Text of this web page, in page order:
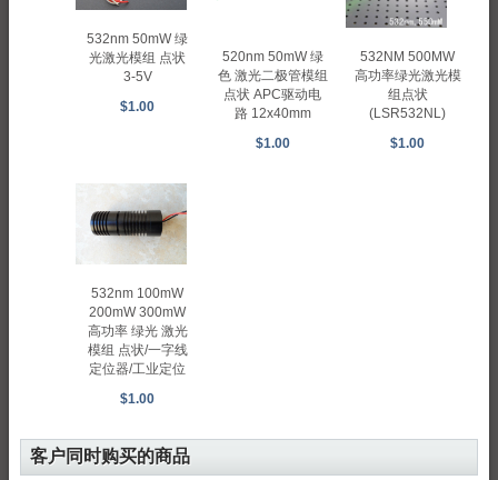
532nm 50mW 绿
光激光模组 点状
3-5V
$1.00
520nm 50mW 绿
色 激光二极管模组
点状 APC驱动电
路 12x40mm
$1.00
532NM 500MW
高功率绿光激光模
组点状
(LSR532NL)
$1.00
532nm 100mW
200mW 300mW
高功率 绿光 激光
模组 点状/一字线
定位器/工业定位
$1.00
客户同时购买的商品